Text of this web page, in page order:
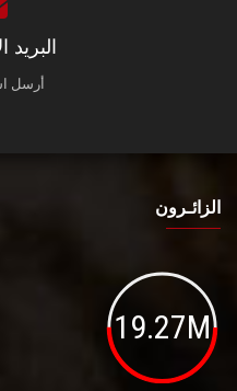
البريد
أرسل
الزائـرون
19.27M